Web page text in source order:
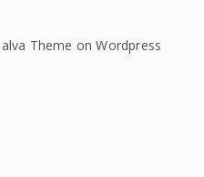
Theme on Wordpress